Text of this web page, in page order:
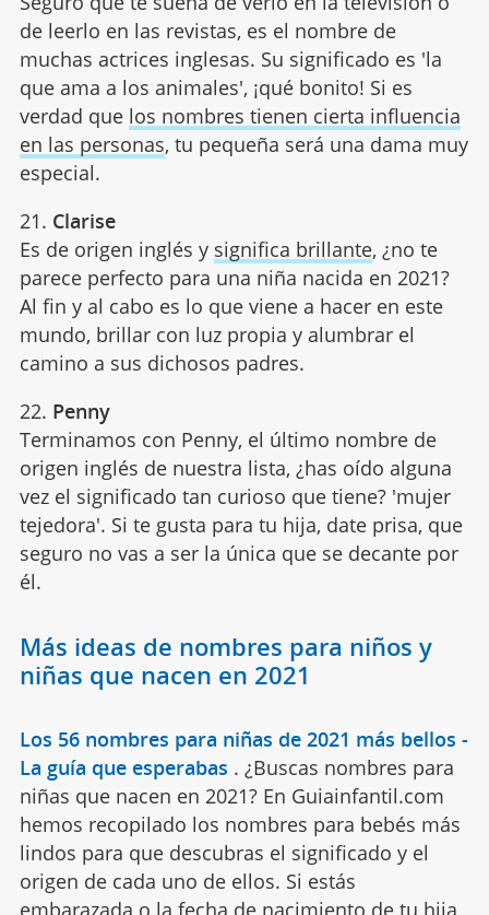
de leerlo en las revistas, es el nombre de
muchas actrices inglesas. Su significado es 'la
que ama a los animales', ¡qué bonito! Si es
verdad que los nombres tienen cierta influencia
en las personas, tu pequeña será una dama muy
especial.
21. Clarise
Es de origen inglés y significa brillante, ¿no te
parece perfecto para una niña nacida en 2021?
Al fin y al cabo es lo que viene a hacer en este
mundo, brillar con luz propia y alumbrar el
camino a sus dichosos padres.
22. Penny
Terminamos con Penny, el último nombre de
origen inglés de nuestra lista, ¿has oído alguna
vez el significado tan curioso que tiene? 'mujer
tejedora'. Si te gusta para tu hija, date prisa, que
seguro no vas a ser la única que se decante por
él.
Más ideas de nombres para niños y
niñas que nacen en 2021
Los 56 nombres para niñas de 2021 más bellos -
La guía que esperabas . ¿Buscas nombres para
niñas que nacen en 2021? En Guiainfantil.com
hemos recopilado los nombres para bebés más
lindos para que descubras el significado y el
origen de cada uno de ellos. Si estás
embarazada o la fecha de nacimiento de tu hija